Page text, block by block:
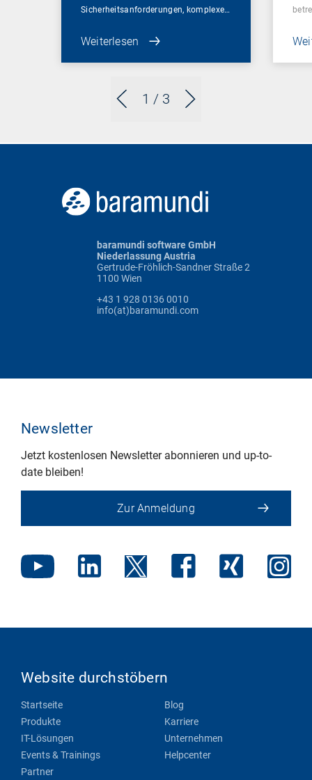
1 / 3
Sicherheitsanforderungen, komplexe…
Weiterlesen
baramundi software GmbH
Niederlassung Austria
Gertrude-Fröhlich-Sandner Straße 2
1100 Wien
+43 1 928 0136 0010
info(at)baramundi.com
Newsletter
Jetzt kostenlosen Newsletter abonnieren und up-to-
date bleiben!
Zur Anmeldung
Website durchstöbern
Startseite
Produkte
IT-Lösungen
Events & Trainings
Partner
Blog
Karriere
Unternehmen
Helpcenter